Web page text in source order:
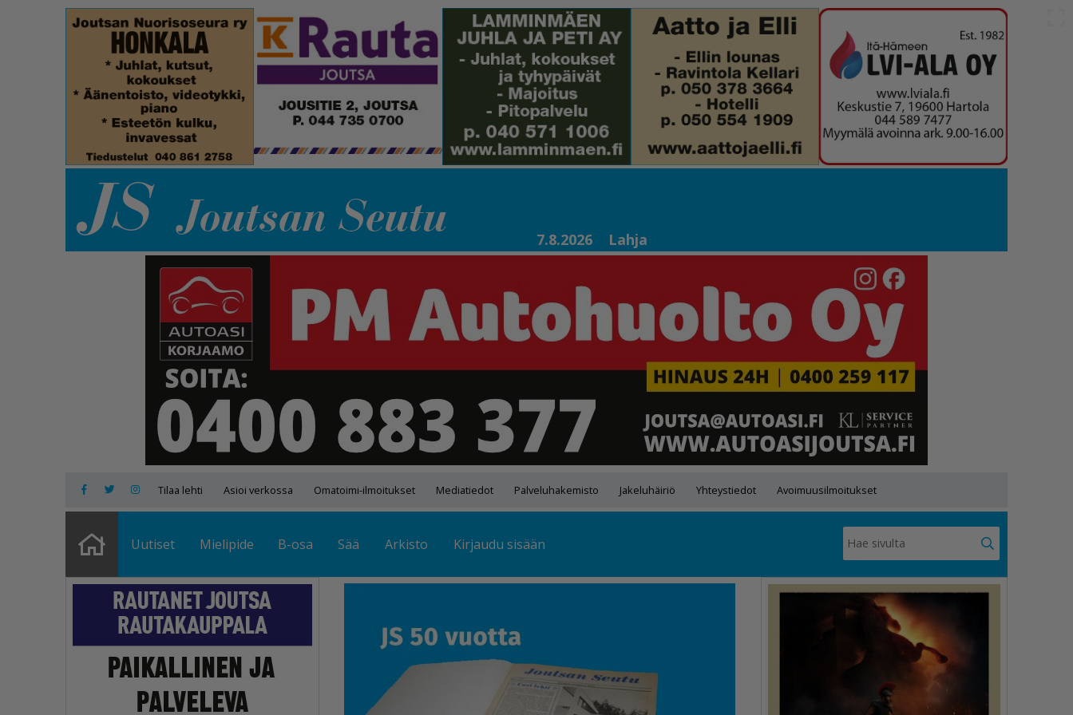
7.8.2026 Lahja
Tilaa lehti Asioi verkossa Omatoimi-ilmoitukset Mediatiedot Palveluhakemisto Jakeluhäiriö Yhteystiedot Avoimuusilmoitukset
Uutiset Mielipide B-osa Sää Arkisto Kirjaudu sisään